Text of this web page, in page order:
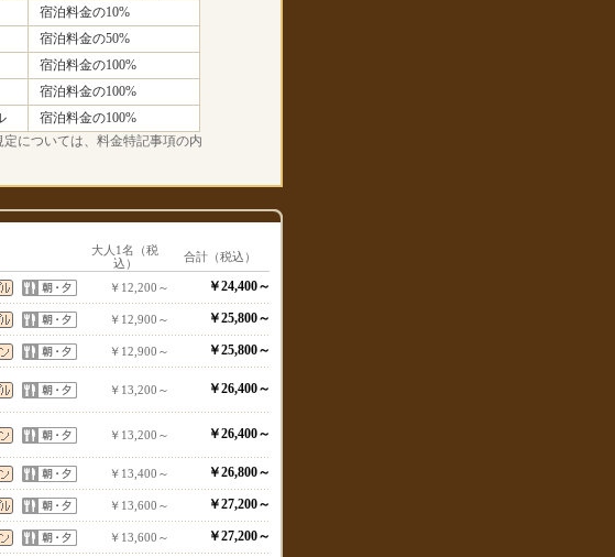
宿泊料金の10%
宿泊料金の50%
宿泊料金の100%
宿泊料金の100%
宿泊料金の100%
については、料金特記事項の内
大人1名（税
込）
合計（税込）
￥12,200～ ￥24,400～
￥12,900～ ￥25,800～
￥12,900～
￥25,800～
￥13,200～ ￥26,400～
￥13,200～ ￥26,400～
￥13,400～ ￥26,800～
￥13,600～ ￥27,200～
￥13,600～
￥27,200～